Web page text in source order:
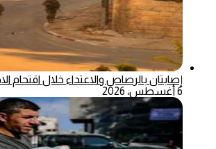
إصابتان بالرصاص والاعتداء خلال اقتحام
6 أغسطس، 2026